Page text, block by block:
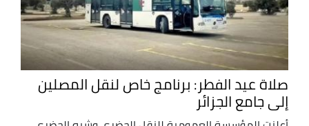
صلاة عيد الفطر: برنامج خاص لنقل المصلين
إلى جامع الجزائر